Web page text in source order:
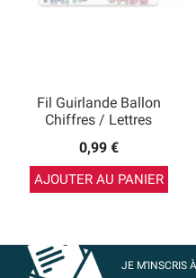
Fil Guirlande Ballon
Chiffres / Lettres
0,99 €
AJOUTER AU PANIER
JE M’INSCRIS